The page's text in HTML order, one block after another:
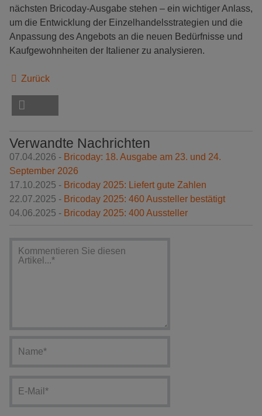
nächsten Bricoday-Ausgabe stehen – ein wichtiger Anlass,
um die Entwicklung der Einzelhandelsstrategien und die
Anpassung des Angebots an die neuen Bedürfnisse und
Kaufgewohnheiten der Italiener zu analysieren.
Zurück
Verwandte Nachrichten
07.04.2026 - Bricoday: 18. Ausgabe am 23. und 24.
September 2026
17.10.2025 - Bricoday 2025: Liefert gute Zahlen
22.07.2025 - Bricoday 2025: 460 Aussteller bestätigt
04.06.2025 - Bricoday 2025: 400 Aussteller